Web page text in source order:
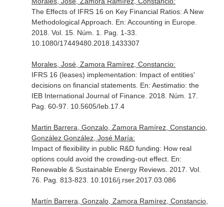
The Effects of IFRS 16 on Key Financial Ratios: A New
Methodological Approach. En: Accounting in Europe.
2018. Vol. 15. Núm. 1. Pag. 1-33.
10.1080/17449480.2018.1433307
Morales, José, Zamora Ramírez, Constancio:
IFRS 16 (leases) implementation: Impact of entities'
decisions on financial statements. En: Aestimatio: the
IEB International Journal of Finance. 2018. Núm. 17.
Pag. 60-97. 10.5605/Ieb.17.4
Martin Barrera, Gonzalo, Zamora Ramírez, Constancio,
González González, José María:
Impact of flexibility in public R&D funding: How real
options could avoid the crowding-out effect. En:
Renewable & Sustainable Energy Reviews. 2017. Vol.
76. Pag. 813-823. 10.1016/j.rser.2017.03.086
Martín Barrera, Gonzalo, Zamora Ramírez, Constancio,